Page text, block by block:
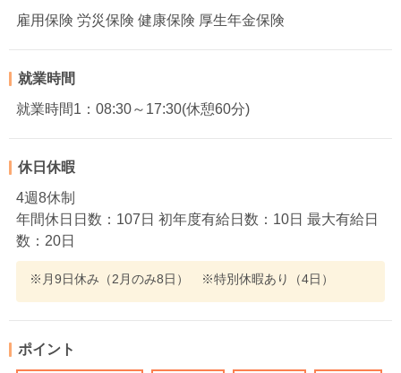
雇用保険 労災保険 健康保険 厚生年金保険
就業時間
就業時間1：08:30～17:30(休憩60分)
休日休暇
4週8休制
年間休日日数：107日 初年度有給日数：10日 最大有給日
数：20日
※月9日休み（2月のみ8日） ※特別休暇あり（4日）
ポイント